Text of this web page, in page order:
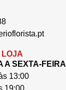
LOJA
A SEXTA-FEIRA
13:00